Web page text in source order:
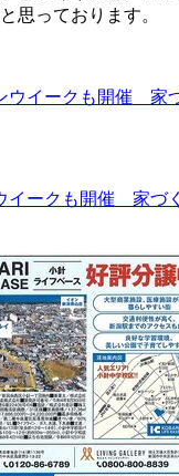
思っております。
イークも開催 家づ